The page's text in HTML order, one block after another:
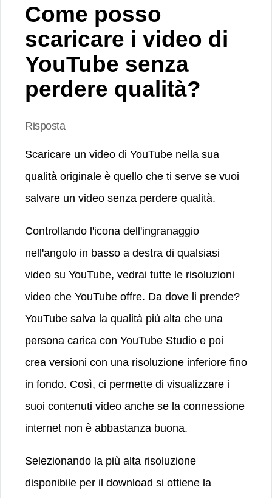
Come posso
scaricare i video di
YouTube senza
perdere qualità?
Risposta
Scaricare un video di YouTube nella sua
qualità originale è quello che ti serve se vuoi
salvare un video senza perdere qualità.
Controllando l'icona dell'ingranaggio
nell'angolo in basso a destra di qualsiasi
video su YouTube, vedrai tutte le risoluzioni
video che YouTube offre. Da dove li prende?
YouTube salva la qualità più alta che una
persona carica con YouTube Studio e poi
crea versioni con una risoluzione inferiore fino
in fondo. Così, ci permette di visualizzare i
suoi contenuti video anche se la connessione
internet non è abbastanza buona.
Selezionando la più alta risoluzione
disponibile per il download si ottiene la